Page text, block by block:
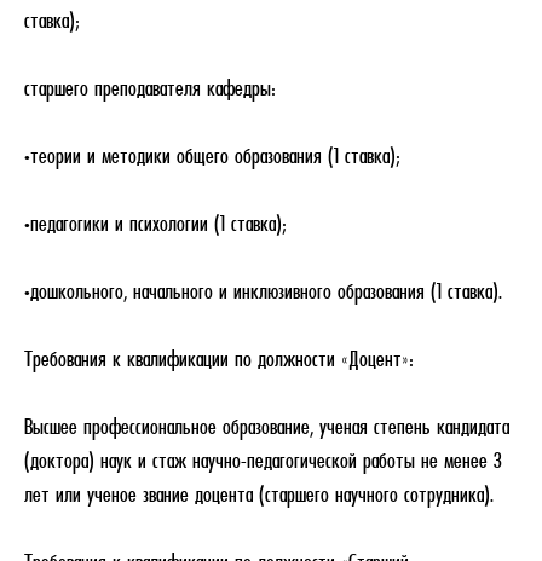
ставка);
старшего преподавателя кафедры:
·теории и методики общего образования (1 ставка);
·педагогики и психологии (1 ставка);
·дошкольного, начального и инклюзивного образования (1 ставка).
Требования к квалификации по должности «Доцент»:
Высшее профессиональное образование, ученая степень кандидата
(доктора) наук и стаж научно-педагогической работы не менее 3
лет или ученое звание доцента (старшего научного сотрудника).